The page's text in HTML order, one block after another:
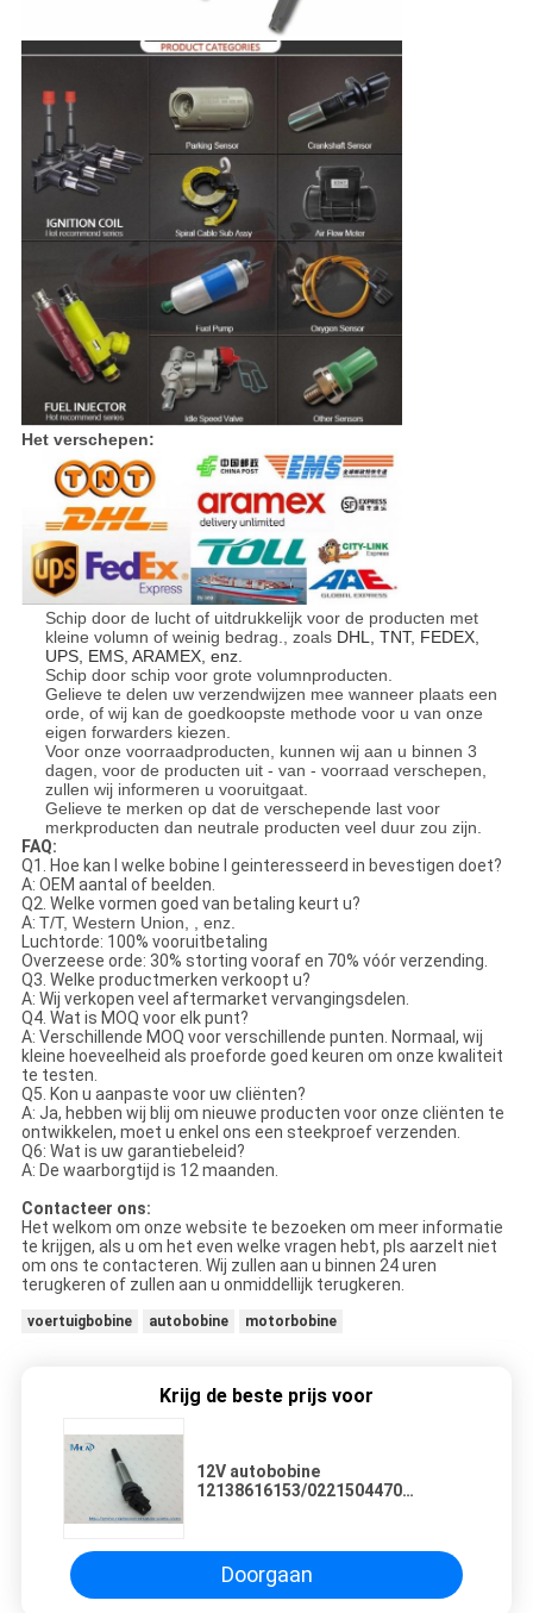
Het verschepen:
Schip door de lucht of uitdrukkelijk voor de producten met
kleine volumn of weinig bedrag., zoals DHL, TNT, FEDEX,
UPS, EMS, ARAMEX, enz.
Schip door schip voor grote volumnproducten.
Gelieve te delen uw verzendwijzen mee wanneer plaats een
orde, of wij kan de goedkoopste methode voor u van onze
eigen forwarders kiezen.
Voor onze voorraadproducten, kunnen wij aan u binnen 3
dagen, voor de producten uit - van - voorraad verschepen,
zullen wij informeren u vooruitgaat.
Gelieve te merken op dat de verschepende last voor
merkproducten dan neutrale producten veel duur zou zijn.
FAQ:
Q1. Hoe kan l welke bobine l geinteresseerd in bevestigen doet?
A: OEM aantal of beelden.
Q2. Welke vormen goed van betaling keurt u?
A: T/T, Western Union, , enz.
Luchtorde: 100% vooruitbetaling
Overzeese orde: 30% storting vooraf en 70% vóór verzending.
Q3. Welke productmerken verkoopt u?
A: Wij verkopen veel aftermarket vervangingsdelen.
Q4. Wat is MOQ voor elk punt?
A: Verschillende MOQ voor verschillende punten. Normaal, wij
kleine hoeveelheid als proeforde goed keuren om onze kwaliteit
te testen.
Q5. Kon u aanpaste voor uw cliënten?
A: Ja, hebben wij blij om nieuwe producten voor onze cliënten te
ontwikkelen, moet u enkel ons een steekproef verzenden.
Q6: Wat is uw garantiebeleid?
A: De waarborgtijd is 12 maanden.
Contacteer ons:
Het welkom om onze website te bezoeken om meer informatie
te krijgen, als u om het even welke vragen hebt, pls aarzelt niet
om ons te contacteren. Wij zullen aan u binnen 24 uren
terugkeren of zullen aan u onmiddellijk terugkeren.
voertuigbobine autobobine motorbobine
Krijg de beste prijs voor
12V autobobine
12138616153/0221504470
Doorgaan